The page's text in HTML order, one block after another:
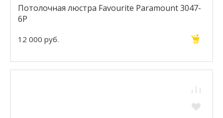
Потолочная люстра Favourite Paramount 3047-
6P
12 000 руб.